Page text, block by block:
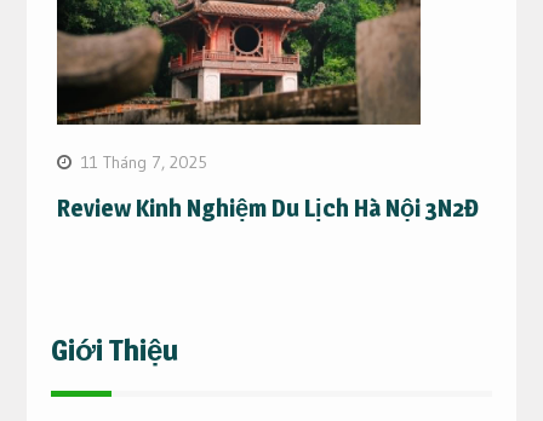
11 Tháng 7, 2025
Review Kinh Nghiệm Du Lịch Hà Nội 3N2Đ
Giới Thiệu